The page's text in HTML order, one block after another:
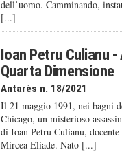
dell’uomo. Camminando,
[...]
Ioan Petru Culianu
Quarta Dimensione
Antarès n. 18/2021
Il 21 maggio 1991, nei bagni
Chicago, un misterioso
di Ioan Petru Culianu,
Mircea Eliade. Nato [...]